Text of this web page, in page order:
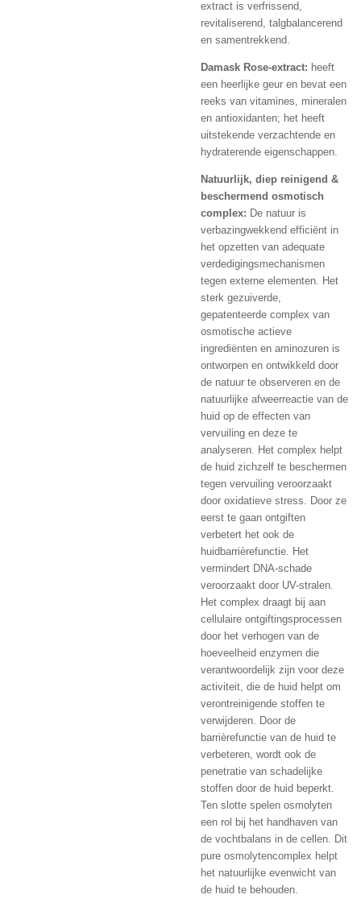
extract is verfrissend,
revitaliserend, talgbalancerend
en samentrekkend.
Damask Rose-extract: heeft
een heerlijke geur en bevat een
reeks van vitamines, mineralen
en antioxidanten; het heeft
uitstekende verzachtende en
hydraterende eigenschappen.
Natuurlijk, diep reinigend &
beschermend osmotisch
complex: De natuur is
verbazingwekkend efficiënt in
het opzetten van adequate
verdedigingsmechanismen
tegen externe elementen. Het
sterk gezuiverde,
gepatenteerde complex van
osmotische actieve
ingrediënten en aminozuren is
ontworpen en ontwikkeld door
de natuur te observeren en de
natuurlijke afweerreactie van de
huid op de effecten van
vervuiling en deze te
analyseren. Het complex helpt
de huid zichzelf te beschermen
tegen vervuiling veroorzaakt
door oxidatieve stress. Door ze
eerst te gaan ontgiften
verbetert het ook de
huidbarrièrefunctie. Het
vermindert DNA-schade
veroorzaakt door UV-stralen.
Het complex draagt ​​bij aan
cellulaire ontgiftingsprocessen
door het verhogen van de
hoeveelheid enzymen die
verantwoordelijk zijn voor deze
activiteit, die de huid helpt om
verontreinigende stoffen te
verwijderen. Door de
barrièrefunctie van de huid te
verbeteren, wordt ook de
penetratie van schadelijke
stoffen door de huid beperkt.
Ten slotte spelen osmolyten
een rol bij het handhaven van
de vochtbalans in de cellen. Dit
pure osmolytencomplex helpt
het natuurlijke evenwicht van
de huid te behouden.